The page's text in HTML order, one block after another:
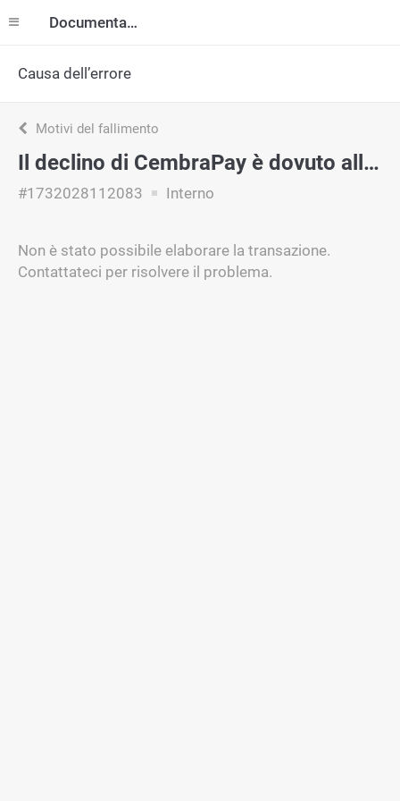
Documentazione
Causa dell’errore
Motivi del fallimento
Il declino di CembraPay è dovuto alla politica interna.
#1732028112083 Interno
Non è stato possibile elaborare la transazione.
Contattateci per risolvere il problema.